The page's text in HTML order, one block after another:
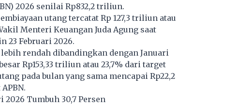
2026 senilai Rp832,2 triliun.
utang tercatat Rp 127,3 triliun atau
Menteri Keuangan Juda Agung saat
23 Februari 2026.
rendah dibandingkan dengan Januari
Rp153,33 triliun atau 23,7% dari target
pada bulan yang sama mencapai Rp22,2
2026 Tumbuh 30,7 Persen